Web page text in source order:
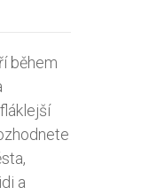
během
a